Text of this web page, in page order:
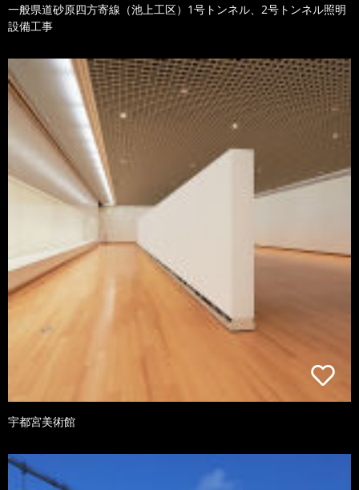
一般県道砂原四方寄線（池上工区）1号トンネル、2号トンネル照明
設備工事
宇都宮美術館